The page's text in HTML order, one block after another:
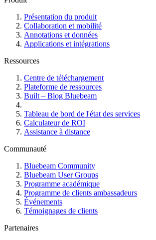
Présentation du produit
Collaboration et mobilité
Annotations et données
Applications et intégrations
Ressources
Centre de téléchargement
Plateforme de ressources
Built – Blog Bluebeam
Tableau de bord de l'état des services
Calculateur de ROI
Assistance à distance
Communauté
Bluebeam Community
Bluebeam User Groups
Programme académique
Programme de clients ambassadeurs
Événements
Témoignages de clients
Partenaires